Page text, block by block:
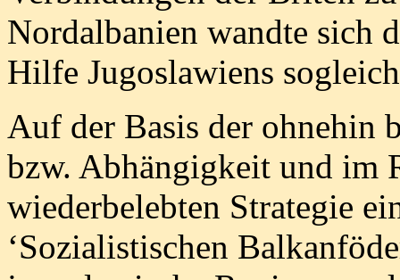
Nordalbanien wandte sich
Hilfe Jugoslawiens
Auf der Basis der ohnehin
bzw. Abhängigkeit und im
wiederbelebten Strategie
‘Sozialistischen